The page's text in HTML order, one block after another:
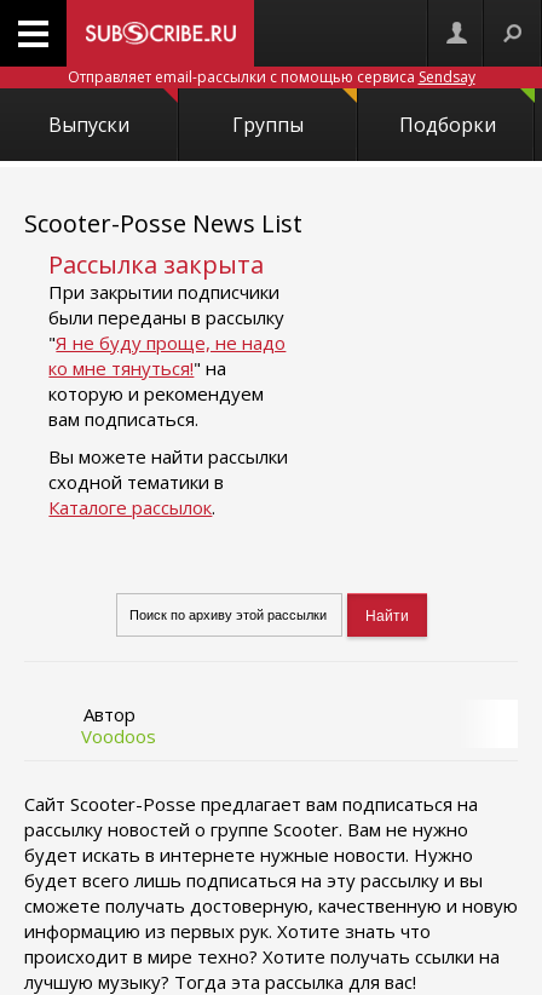
Отправляет email-рассылки с помощью сервиса Sendsay
Выпуски Группы Подборки
Scooter-Posse News List
Рассылка закрыта
При закрытии подписчики
были переданы в рассылку
"Я не буду проще, не надо
ко мне тянуться!" на
которую и рекомендуем
вам подписаться.
Вы можете найти рассылки
сходной тематики в
Каталоге рассылок.
Автор
Voodoos
Сайт Scooter-Posse предлагает вам подписаться на
рассылку новостей о группе Scooter. Вам не нужно
будет искать в интернете нужные новости. Нужно
будет всего лишь подписаться на эту рассылку и вы
сможете получать достоверную, качественную и новую
информацию из первых рук. Хотите знать что
происходит в мире техно? Хотите получать ссылки на
лучшую музыку? Тогда эта рассылка для вас!